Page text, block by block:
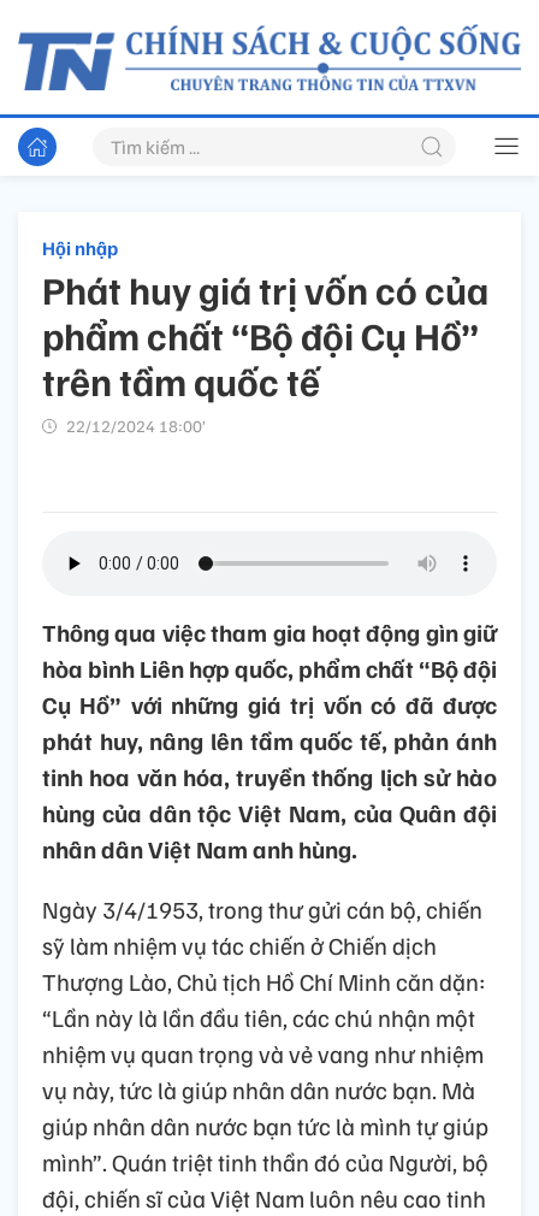
Hội nhập
Phát huy giá trị vốn có của
phẩm chất “Bộ đội Cụ Hồ”
trên tầm quốc tế
22/12/2024 18:00’
Thông qua việc tham gia hoạt động gìn giữ
hòa bình Liên hợp quốc, phẩm chất “Bộ đội
Cụ Hồ” với những giá trị vốn có đã được
phát huy, nâng lên tầm quốc tế, phản ánh
tinh hoa văn hóa, truyền thống lịch sử hào
hùng của dân tộc Việt Nam, của Quân đội
nhân dân Việt Nam anh hùng.
Ngày 3/4/1953, trong thư gửi cán bộ, chiến
sỹ làm nhiệm vụ tác chiến ở Chiến dịch
Thượng Lào, Chủ tịch Hồ Chí Minh căn dặn:
“Lần này là lần đầu tiên, các chú nhận một
nhiệm vụ quan trọng và vẻ vang như nhiệm
vụ này, tức là giúp nhân dân nước bạn. Mà
giúp nhân dân nước bạn tức là mình tự giúp
mình”. Quán triệt tinh thần đó của Người, bộ
đội, chiến sĩ của Việt Nam luôn nêu cao tinh